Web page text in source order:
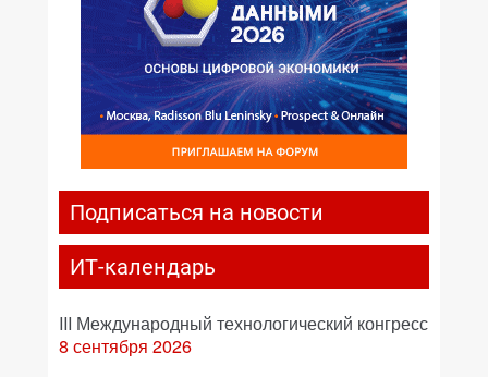
Подписаться на новости
ИТ-календарь
III Международный технологический конгресс
8 сентября 2026